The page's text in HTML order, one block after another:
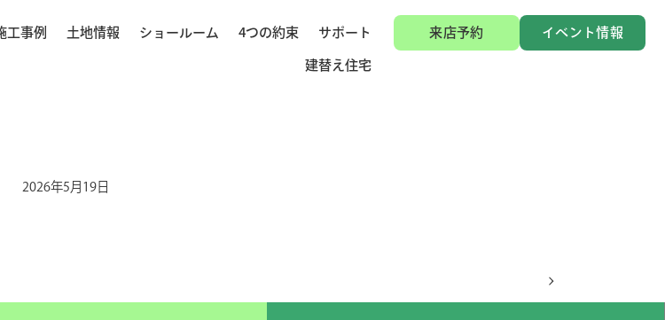
工事例 土地情報 ショールーム 4つの約束 サポート
建替え住宅
来店予約 イベント情報
2026年5月19日